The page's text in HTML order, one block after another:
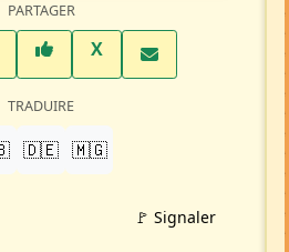
PARTAGER
Facebook
XTwitter X
TRADUIRE
🇩🇪 🇲🇬
🚩 Signaler